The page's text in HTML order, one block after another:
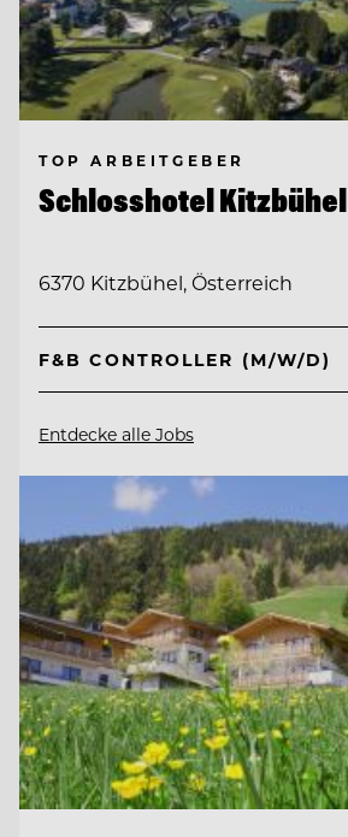
TOP ARBEITGEBER
Schlosshotel Kitzbühel
6370 Kitzbühel, Österreich
F&B CONTROLLER (M/W/D)
Entdecke alle Jobs